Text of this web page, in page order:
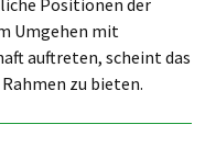
Umgehen mit
auftreten, scheint das
zu bieten.